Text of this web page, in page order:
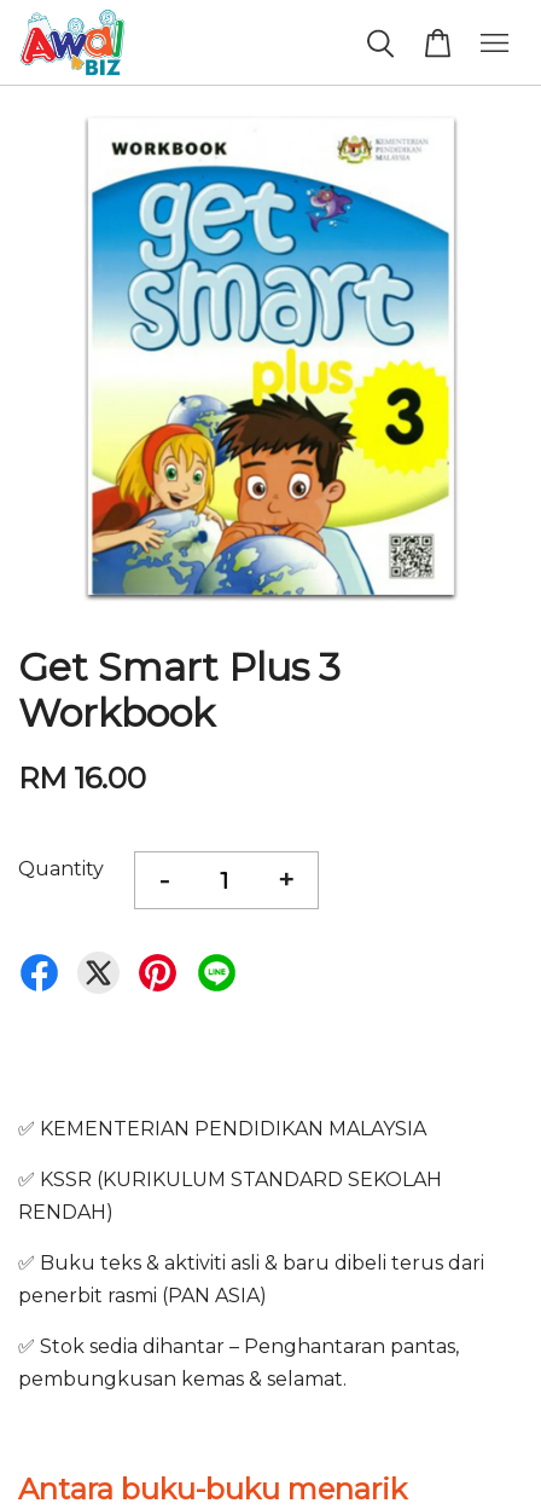
Get Smart Plus 3
Workbook
RM 16.00
Quantity - +
✅ KEMENTERIAN PENDIDIKAN MALAYSIA
✅ KSSR (KURIKULUM STANDARD SEKOLAH
RENDAH)
✅ Buku teks & aktiviti asli & baru dibeli terus dari
penerbit rasmi (PAN ASIA)
✅ Stok sedia dihantar – Penghantaran pantas,
pembungkusan kemas & selamat.
Antara buku-buku menarik